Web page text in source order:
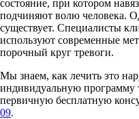
состояние, при котором
подчиняют волю человека.
существует. Специалисты
используют современные
порочный круг тревоги.
Мы знаем, как лечить это
индивидуальную программу
первичную бесплатную
09.